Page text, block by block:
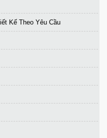
Kế Theo Yêu Cầu